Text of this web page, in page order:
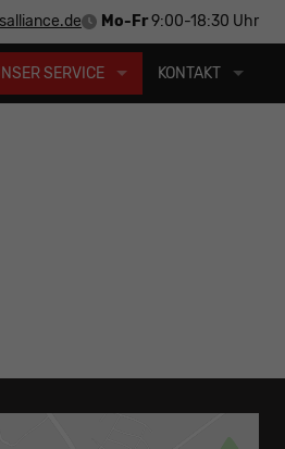
Mo-Fr9:00-18:30 Uhr
SERVICE KONTAKT